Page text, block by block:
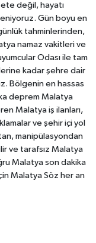
değil, hayatı
Gün boyu en
tahminlerinden,
namaz vakitleri ve
Odası ile tam
kadar şehre dair
Bölgenin en hassas
deprem Malatya
Malatya iş ilanları,
ve şehir içi yol
manipülasyondan
ve tarafsız Malatya
Malatya son dakika
Malatya Söz her an